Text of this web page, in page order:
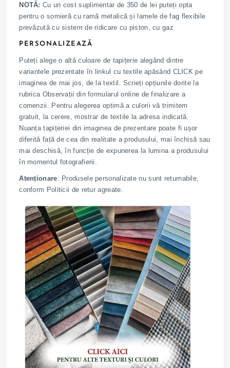
NOTĂ:Cu un cost suplimentar de 350 de lei puteți opta
pentru o somieră cu ramă metalică și lamele de fag flexibile
prevăzută cu sistem de ridicare cu piston, cu gaz.
PERSONALIZEAZĂ
Puteți alege o altă culoare de tapițerie alegând dintre
variantele prezentate în linkul cu textile apăsând CLICK pe
imaginea de mai jos, de la textil. Scrieți opțiunile dorite la
rubrica Observații din formularul online de finalizare a
comenzii. Pentru alegerea optimă a culorii vă trimitem
gratuit, la cerere, mostrar de textile la adresa indicată.
Nuanța tapițeriei din imaginea de prezentare poate fi ușor
diferită față de cea din realitate a produsului, mai închisă sau
mai deschisă, în funcție de expunerea la lumina a produsului
în momentul fotografierii.
Atenționare: Produsele personalizate nu sunt returnabile,
conform Politicii de retur agreate.